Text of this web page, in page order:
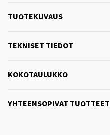
TUOTEKUVAUS
TEKNISET TIEDOT
KOKOTAULUKKO
YHTEENSOPIVAT TUOTTEET